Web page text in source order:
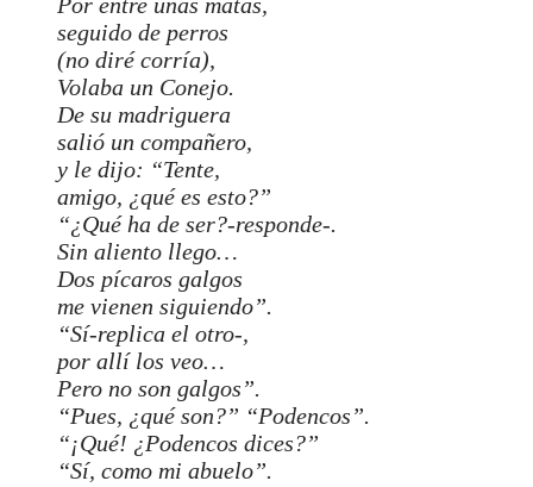
seguido de perros
(no diré corría),
Volaba un Conejo.
De su madriguera
salió un compañero,
y le dijo: “Tente,
amigo, ¿qué es esto?”
“¿Qué ha de ser?-responde-.
Sin aliento llego…
Dos pícaros galgos
me vienen siguiendo”.
“Sí-replica el otro-,
por allí los veo…
Pero no son galgos”.
“Pues, ¿qué son?” “Podencos”.
“¡Qué! ¿Podencos dices?”
“Sí, como mi abuelo”.